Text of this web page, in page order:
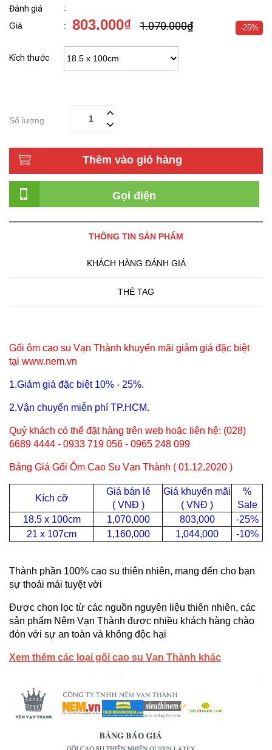
Đánh giá
:
Giá
: 803.000₫ 1.070.000₫ -25%
Kích thước
Số lượng
Thêm vào giỏ hàng
Gọi điện
THÔNG TIN SẢN PHẨM
KHÁCH HÀNG ĐÁNH GIÁ
THẺ TAG
Gối ôm cao su Vạn Thành khuyến mãi giảm giá đặc biệt
tại www.nem.vn
1.Giảm giá đặc biệt 10% - 25%.
2.Vận chuyển miễn phí TP.HCM.
Quý khách có thể đặt hàng trên web hoặc liên hệ: (028)
6689 4444 - 0933 719 056 - 0965 248 099
Bảng Giá Gối Ôm Cao Su Vạn Thành ( 01.12.2020 )
Kích cỡ
Giá bán lẻ
( VNĐ )
Giá khuyến mãi
( VNĐ )
%
Sale
18.5 x 100cm
1,070,000 803,000
-25%
21 x 107cm
1,160,000 1,044,000 -10%
Thành phần 100% cao su thiên nhiên, mang đến cho bạn
sự thoải mái tuyệt vời
Được chọn lọc từ các nguồn nguyên liệu thiên nhiên, các
sản phẩm Nệm Vạn Thành được nhiều khách hàng chào
đón với sự an toàn và không độc hại
Xem thêm các loại gối cao su Vạn Thành khác